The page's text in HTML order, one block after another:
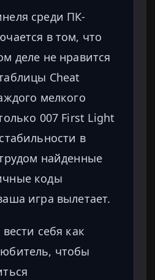
среди ПК-
в том, что
деле не нравится
Cheat
мелкого
007 First Light
в
найденные
коды
игра вылетает.
себя как
чтобы